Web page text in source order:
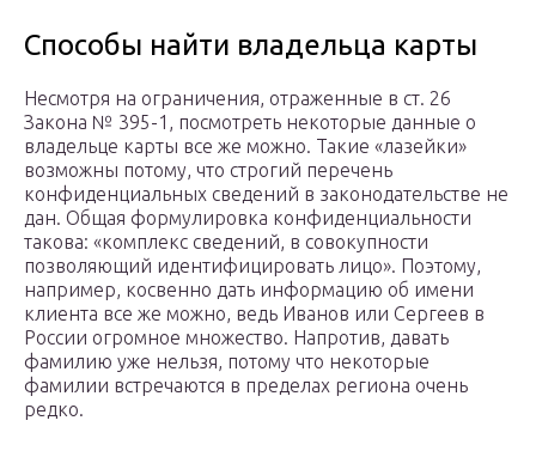
Способы найти владельца карты
Несмотря на ограничения, отраженные в ст. 26
Закона № 395-1, посмотреть некоторые данные о
владельце карты все же можно. Такие «лазейки»
возможны потому, что строгий перечень
конфиденциальных сведений в законодательстве не
дан. Общая формулировка конфиденциальности
такова: «комплекс сведений, в совокупности
позволяющий идентифицировать лицо». Поэтому,
например, косвенно дать информацию об имени
клиента все же можно, ведь Иванов или Сергеев в
России огромное множество. Напротив, давать
фамилию уже нельзя, потому что некоторые
фамилии встречаются в пределах региона очень
редко.